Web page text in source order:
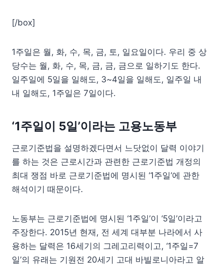
[/box]
1주일은 월, 화, 수, 목, 금, 토, 일요일이다. 우리 중 상
당수는 월, 화, 수, 목, 금, 금, 금으로 일하기도 한다.
일주일에 5일을 일해도, 3~4일을 일해도, 일주일 내
내 일해도, 1주일은 7일이다.
‘1주일이 5일’이라는 고용노동부
근로기준법을 설명하겠다면서 느닷없이 달력 이야기
를 하는 것은 근로시간과 관련한 근로기준법 개정의
최대 쟁점 바로 근로기준법에 명시된 ‘1주일’에 관한
해석이기 때문이다.
노동부는 근로기준법에 명시된 ‘1주일’이 ‘5일’이라고
주장한다. 2015년 현재, 전 세계 대부분 나라에서 사
용하는 달력은 16세기의 그레고리력이고, ‘1주일=7
일’의 유래는 기원전 20세기 고대 바빌로니아라고 알